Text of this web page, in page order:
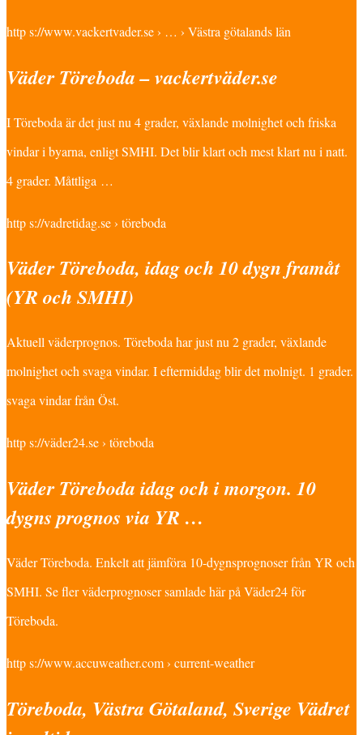
http s://www.vackertvader.se › … › Västra götalands län
Väder Töreboda – vackertväder.se
I Töreboda är det just nu 4 grader, växlande molnighet och friska
vindar i byarna, enligt SMHI. Det blir klart och mest klart nu i natt.
4 grader. Måttliga …
http s://vadretidag.se › töreboda
Väder Töreboda, idag och 10 dygn framåt
(YR och SMHI)
Aktuell väderprognos. Töreboda har just nu 2 grader, växlande
molnighet och svaga vindar. I eftermiddag blir det molnigt. 1 grader.
svaga vindar från Öst.
http s://väder24.se › töreboda
Väder Töreboda idag och i morgon. 10
dygns prognos via YR …
Väder Töreboda. Enkelt att jämföra 10-dygnsprognoser från YR och
SMHI. Se fler väderprognoser samlade här på Väder24 för
Töreboda.
http s://www.accuweather.com › current-weather
Töreboda, Västra Götaland, Sverige Vädret